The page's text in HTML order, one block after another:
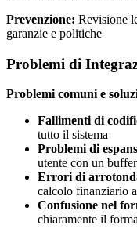
Prevenzione: Revisione
garanzie e politiche
Problemi di
Problemi comuni e
Fallimenti di
tutto il sistema
Problemi di
utente con un
Errori di
calcolo finanziario
Confusione nel
chiaramente il